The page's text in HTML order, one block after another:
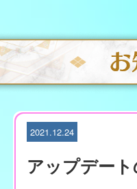
i
p
t
o
c
2021.12.24
アップデー